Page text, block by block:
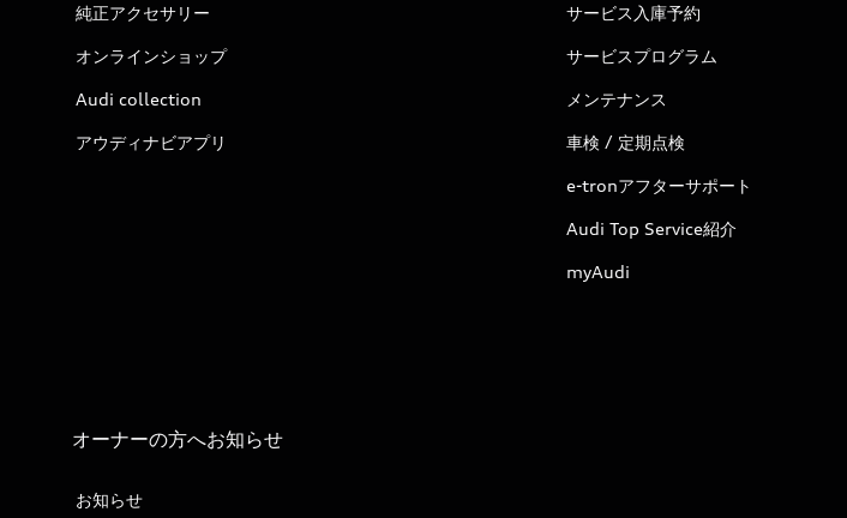
純正アクセサリー
オンラインショップ
Audi collection
アウディナビアプリ
サービス入庫予約
サービスプログラム
メンテナンス
車検 / 定期点検
e-tronアフターサポート
Audi Top Service紹介
myAudi
オーナーの方へお知らせ
お知らせ